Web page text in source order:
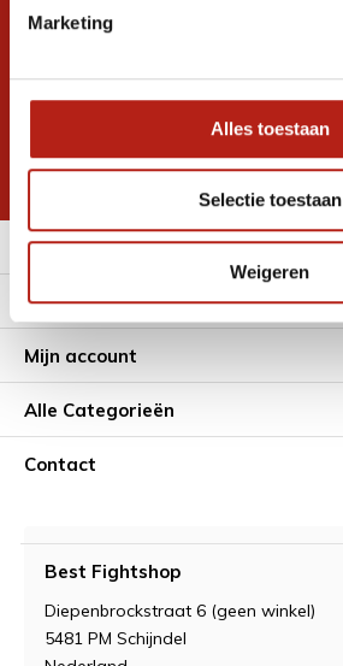
Marketing
Alles toestaan
Selectie toestaan
Weigeren
promoties
* Lees hier de wettelijke beperkingen
Meer informatie
Klantenservice
Mijn account
Alle Categorieën
Contact
Best Fightshop
Diepenbrockstraat 6 (geen winkel)
5481 PM Schijndel